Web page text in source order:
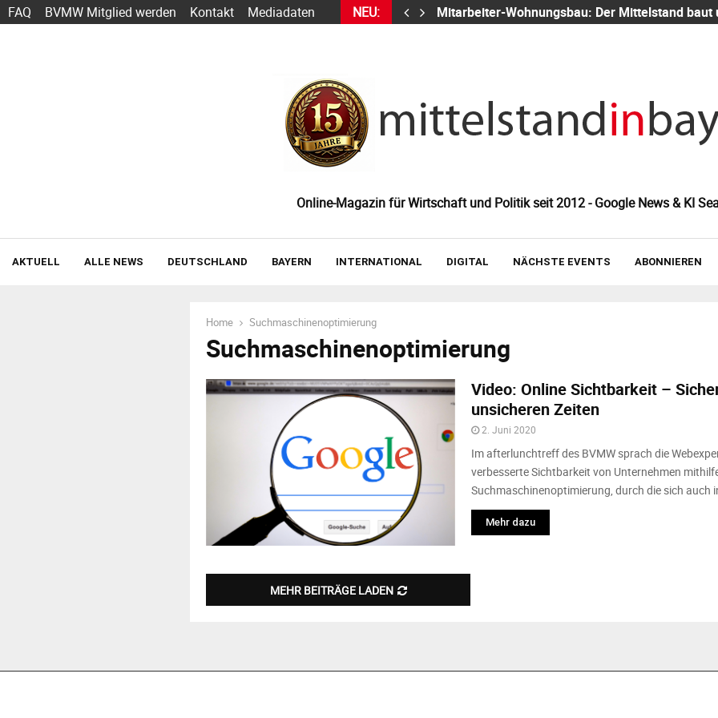
FAQ BVMW Mitglied werden Kontakt Mediadaten NEU:
Sarbacane wird zu Positive User Mitarbeiter-Wohnungsbau: Der Mittelstand baut
Online-Magazin für Wirtschaft und Politik seit 2012 - Google News & KI
AKTUELL ALLE NEWS DEUTSCHLAND BAYERN INTERNATIONAL DIGITAL NÄCHSTE EVENTS ABONNIEREN
Home Suchmaschinenoptimierung
Suchmaschinenoptimierung
Video: Online Sichtbarkeit –
unsicheren Zeiten
2. Juni 2020
Im afterlunchtreff des BVMW sprach die
verbesserte Sichtbarkeit von Unternehmen
Suchmaschinenoptimierung, durch die sich auch
Mehr dazu
MEHR BEITRÄGE LADEN